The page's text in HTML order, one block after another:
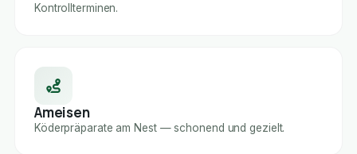
Kontrollterminen.
Ameisen
Köderpräparate am Nest — schonend und gezielt.